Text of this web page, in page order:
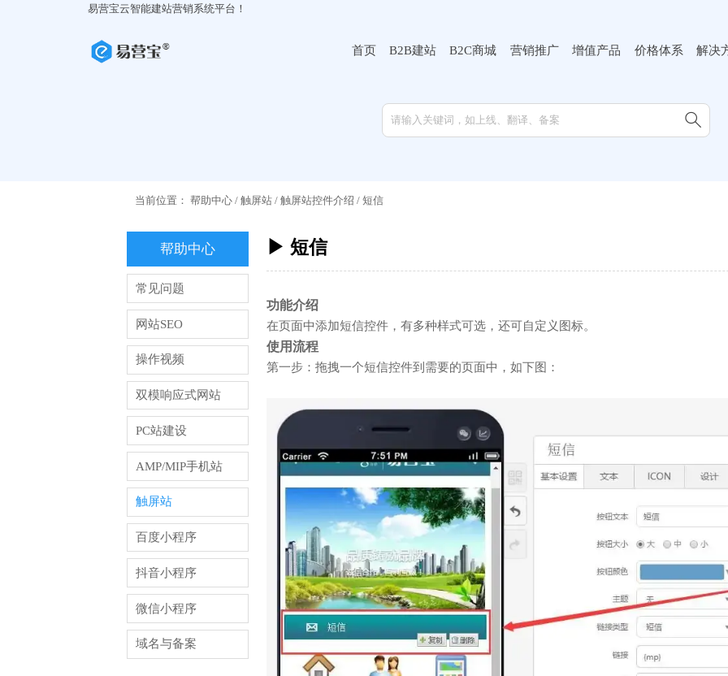
易营宝云智能建站营销系统平台！
首页 B2B建站 B2C商城 营销推广 增值产品 价格体系 解决

当前位置： 帮助中心/ 触屏站/ 触屏站控件介绍 / 短信
帮助中心
常见问题
网站SEO
操作视频
双模响应式网站
PC站建设
AMP/MIP手机站
触屏站
百度小程序
抖音小程序
微信小程序
域名与备案
▶ 短信
功能介绍
在页面中添加短信控件，有多种样式可选，还可自定义图标。
使用流程
第一步：拖拽一个短信控件到需要的页面中，如下图：